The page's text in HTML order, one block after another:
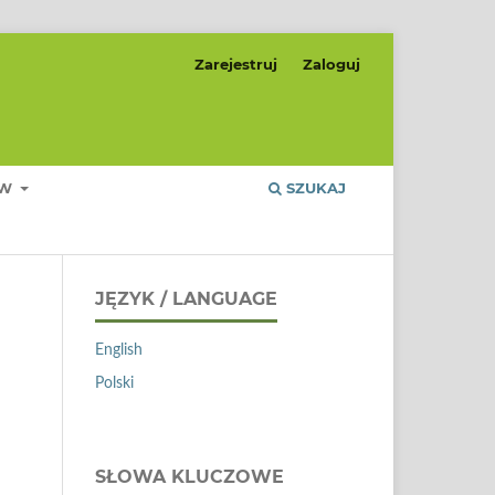
SZUKAJ
Zarejestruj Zaloguj
JĘZYK / LANGUAGE
English
Polski
SŁOWA KLUCZOWE